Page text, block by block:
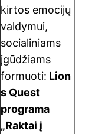
kirtos emocijų
valdymui,
socialiniams
įgūdžiams
formuoti: Lion
s Quest
programa
„Raktai į